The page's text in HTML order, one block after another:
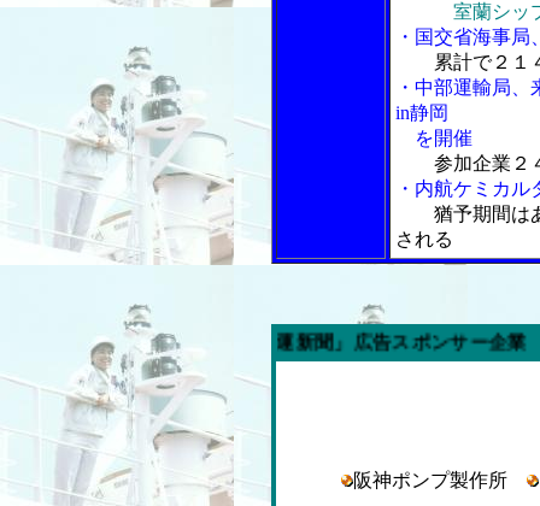
室蘭シッ
・国交省海事
累計で２１
・中部運輸局
in静岡
を開催
参加企業２
・内航ケミカ
猶予期間は
される
「内航海運新聞」広告スポンサー企業
阪神ポンプ製作所